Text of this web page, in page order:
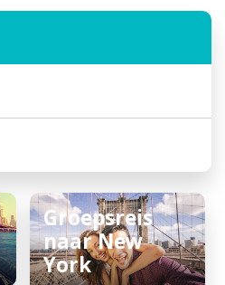
Groepsreis
naar New
York